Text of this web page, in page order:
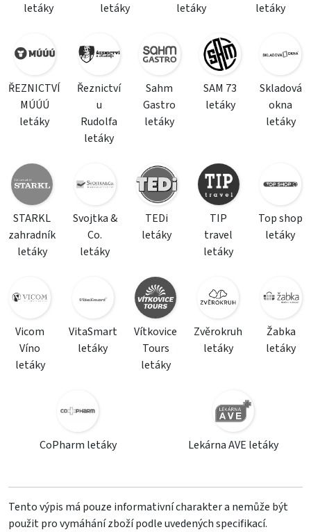
letáky
letáky
letáky
letáky
ŘEZNICTVÍ
MÚÚÚ
letáky
Řeznictví
u
Rudolfa
letáky
Sahm
Gastro
letáky
SAM 73
letáky
Skladová
okna
letáky
STARKL
zahradník
letáky
Svojtka &
Co.
letáky
TEDi
letáky
TIP
travel
letáky
Top shop
letáky
Vicom
Víno
letáky
VitaSmart
letáky
Vítkovice
Tours
letáky
Zvěrokruh
letáky
Žabka
letáky
CoPharm letáky Lekárna AVE letáky
Tento výpis má pouze informativní charakter a nemůže být
použit pro vymáhání zboží podle uvedených specifikací.